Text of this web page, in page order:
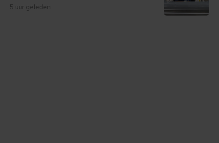
5 uur geleden